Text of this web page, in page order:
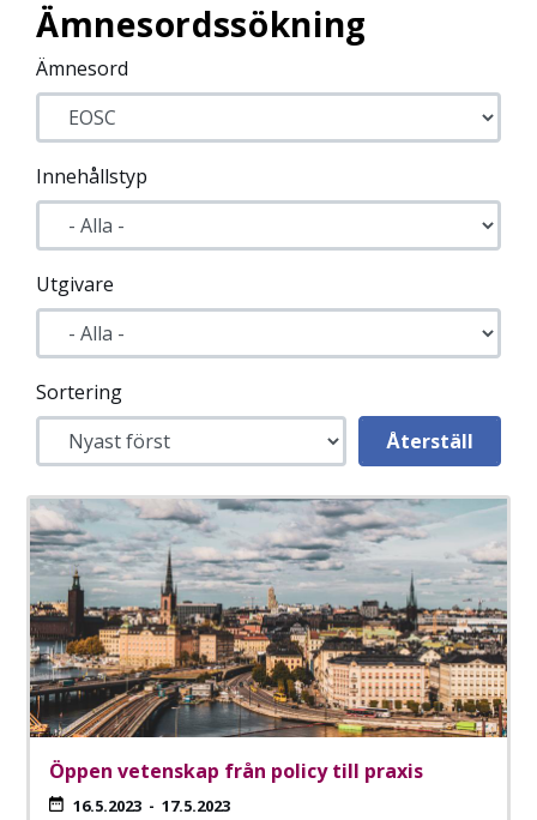
Ämnesordssökning
Ämnesord
Innehållstyp
Utgivare
Sortering
Öppen vetenskap från policy till praxis
16.5.2023 - 17.5.2023